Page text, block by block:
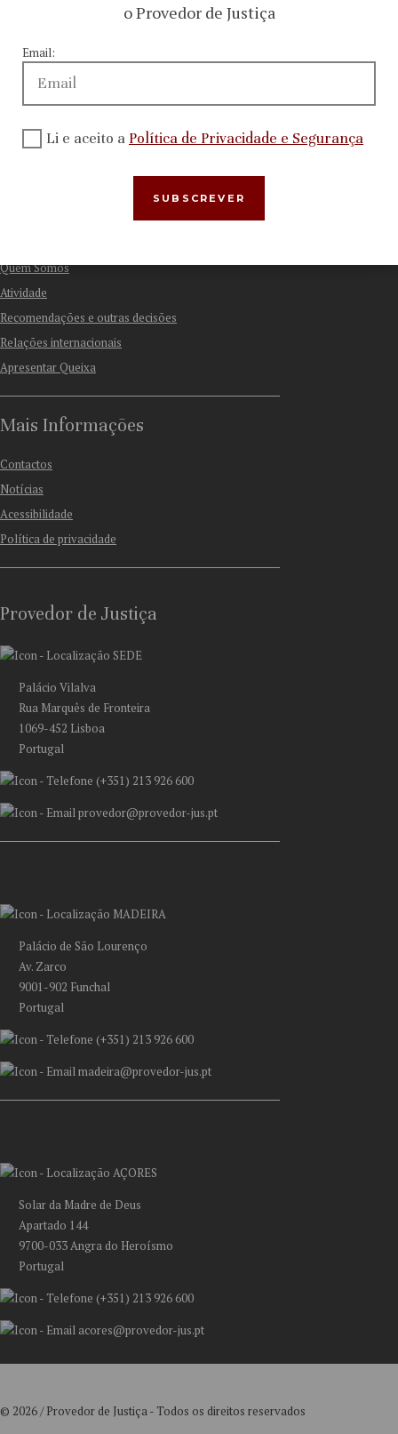
Privacidade
e
Segurança
Quem Somos
Atividade
Recomendações e outras decisões
Relações internacionais
Apresentar Queixa
Mais Informações
Contactos
Notícias
Acessibilidade
Política de privacidade
Provedor de Justiça
SEDE
Palácio Vilalva
Rua Marquês de Fronteira
1069-452 Lisboa
Portugal
(+351) 213 926 600
provedor@provedor-jus.pt
MADEIRA
Palácio de São Lourenço
Av. Zarco
9001-902 Funchal
Portugal
(+351) 213 926 600
madeira@provedor-jus.pt
AÇORES
Solar da Madre de Deus
Apartado 144
9700-033 Angra do Heroísmo
Portugal
(+351) 213 926 600
acores@provedor-jus.pt
© 2026 / Provedor de Justiça - Todos os direitos reservados
o Provedor de Justiça
Email:
Li e aceito a Política de Privacidade e Segurança